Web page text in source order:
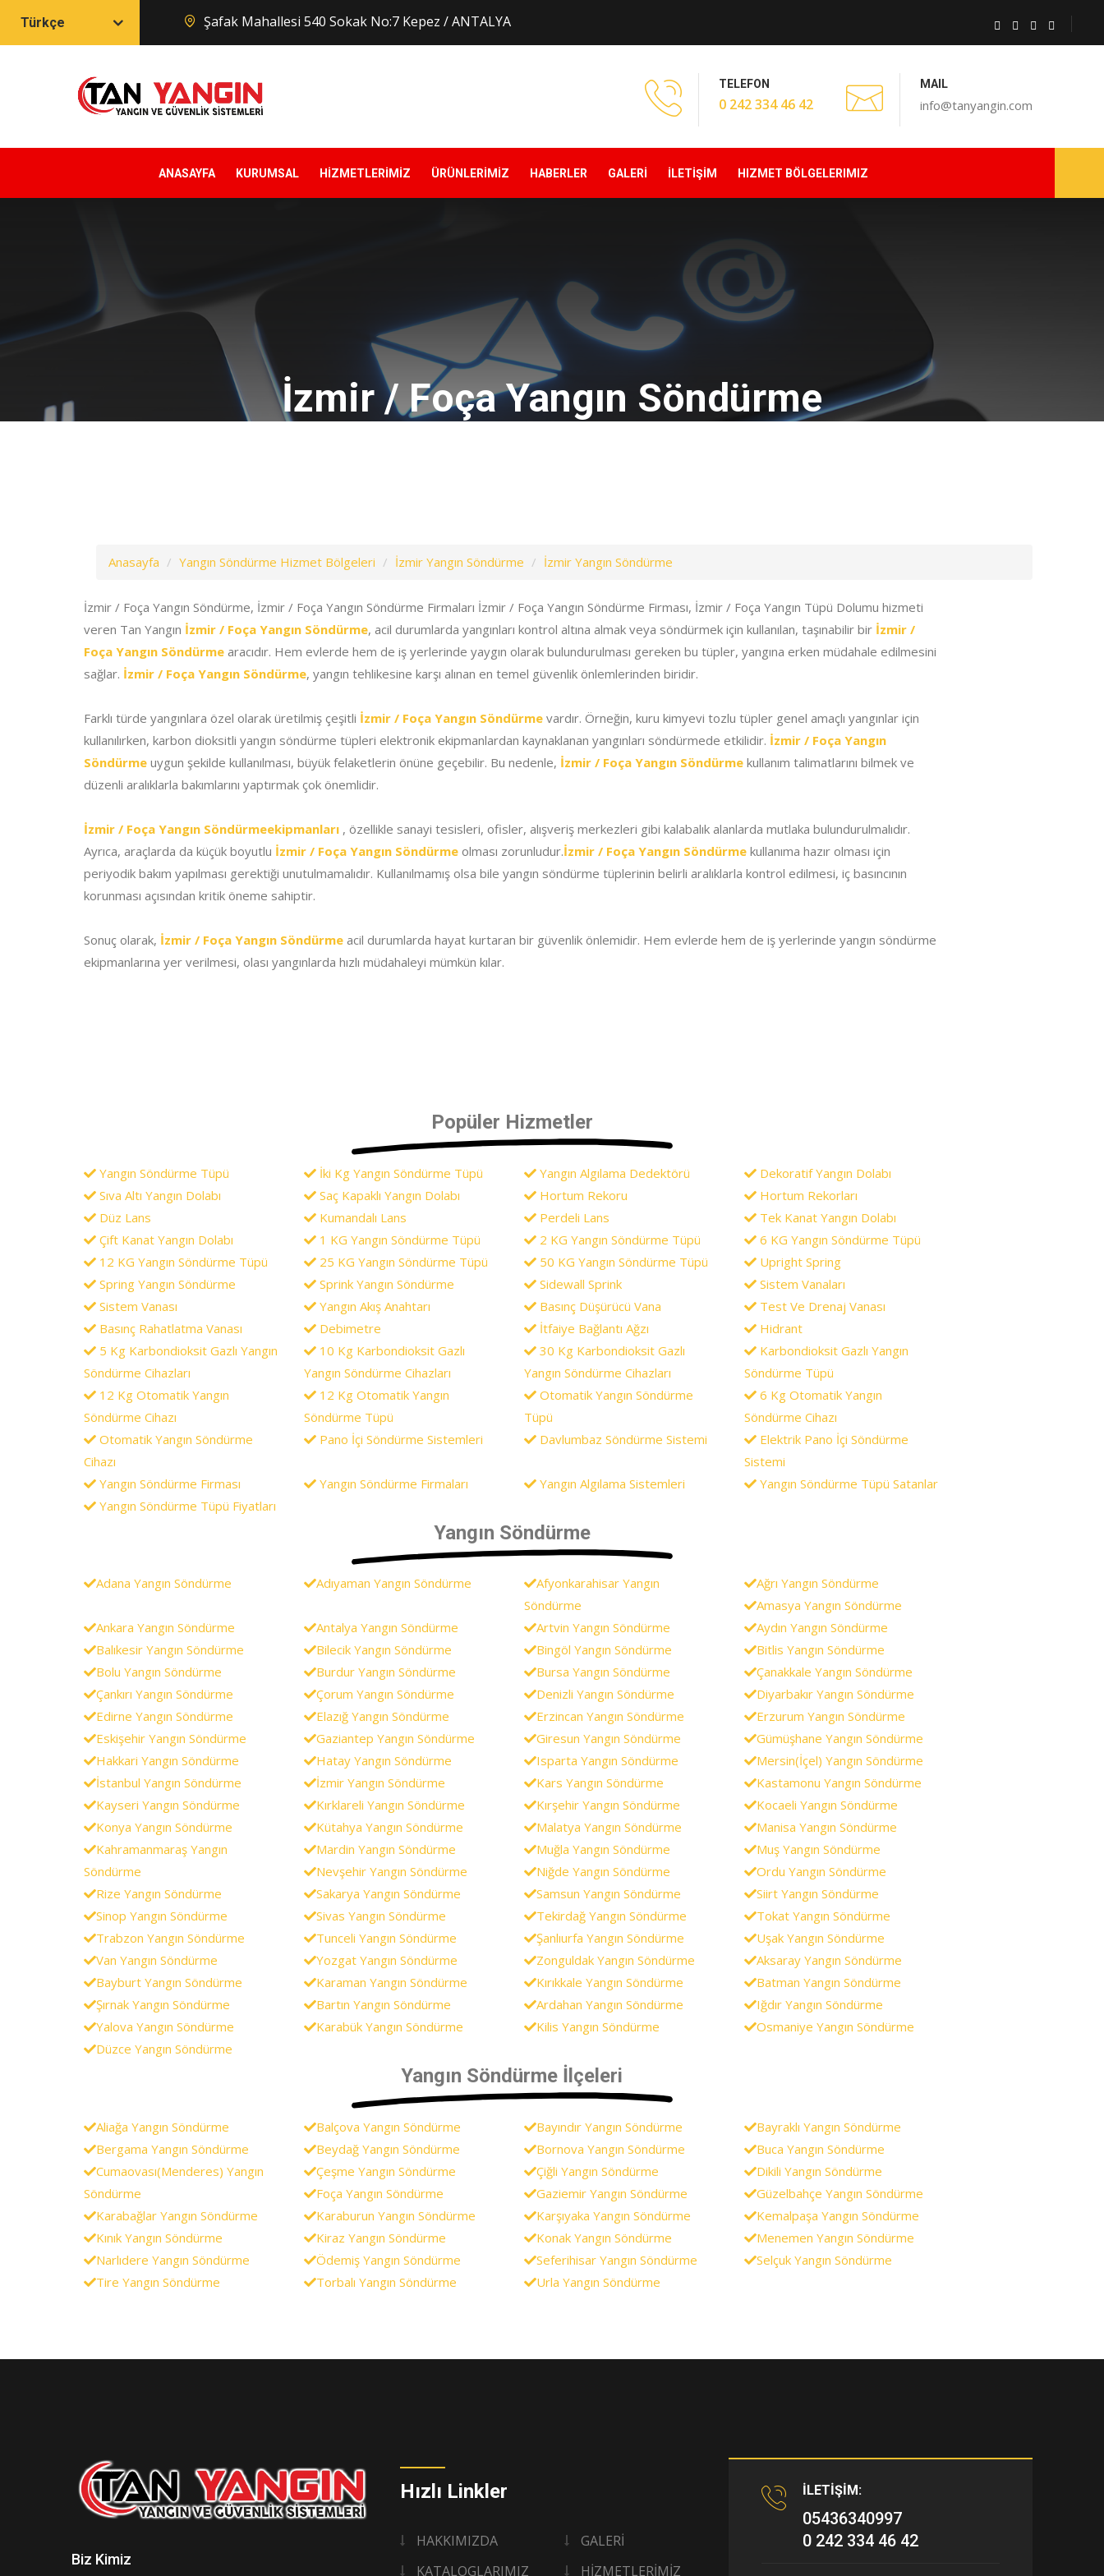
Türkçe Şafak Mahallesi 540 Sokak No:7 Kepez / ANTALYA
TELEFON
0 242 334 46 42
MAIL
info@tanyangin.com
ANASAYFA KURUMSAL HİZMETLERİMİZ ÜRÜNLERİMİZ HABERLER GALERİ İLETİŞİM HIZMET BÖLGELERIMIZ
İzmir / Foça Yangın Söndürme
Anasayfa Yangın Söndürme Hizmet Bölgeleri İzmir Yangın Söndürme İzmir Yangın Söndürme
İzmir / Foça Yangın Söndürme, İzmir / Foça Yangın Söndürme Firmaları İzmir / Foça Yangın Söndürme Firması, İzmir / Foça Yangın Tüpü Dolumu hizmeti
veren Tan Yangın İzmir / Foça Yangın Söndürme, acil durumlarda yangınları kontrol altına almak veya söndürmek için kullanılan, taşınabilir bir İzmir /
Foça Yangın Söndürme aracıdır. Hem evlerde hem de iş yerlerinde yaygın olarak bulundurulması gereken bu tüpler, yangına erken müdahale edilmesini
sağlar. İzmir / Foça Yangın Söndürme, yangın tehlikesine karşı alınan en temel güvenlik önlemlerinden biridir.
Farklı türde yangınlara özel olarak üretilmiş çeşitli İzmir / Foça Yangın Söndürme vardır. Örneğin, kuru kimyevi tozlu tüpler genel amaçlı yangınlar için
kullanılırken, karbon dioksitli yangın söndürme tüpleri elektronik ekipmanlardan kaynaklanan yangınları söndürmede etkilidir. İzmir / Foça Yangın
Söndürme uygun şekilde kullanılması, büyük felaketlerin önüne geçebilir. Bu nedenle, İzmir / Foça Yangın Söndürme kullanım talimatlarını bilmek ve
düzenli aralıklarla bakımlarını yaptırmak çok önemlidir.
İzmir / Foça Yangın Söndürmeekipmanları , özellikle sanayi tesisleri, ofisler, alışveriş merkezleri gibi kalabalık alanlarda mutlaka bulundurulmalıdır.
Ayrıca, araçlarda da küçük boyutlu İzmir / Foça Yangın Söndürme olması zorunludur.İzmir / Foça Yangın Söndürme kullanıma hazır olması için
periyodik bakım yapılması gerektiği unutulmamalıdır. Kullanılmamış olsa bile yangın söndürme tüplerinin belirli aralıklarla kontrol edilmesi, iç basıncının
korunması açısından kritik öneme sahiptir.
Sonuç olarak, İzmir / Foça Yangın Söndürme acil durumlarda hayat kurtaran bir güvenlik önlemidir. Hem evlerde hem de iş yerlerinde yangın söndürme
ekipmanlarına yer verilmesi, olası yangınlarda hızlı müdahaleyi mümkün kılar.
Popüler Hizmetler
Yangın Söndürme Tüpü İki Kg Yangın Söndürme Tüpü Yangın Algılama Dedektörü
Dekoratif Yangın Dolabı
Sıva Altı Yangın Dolabı
Saç Kapaklı Yangın Dolabı Hortum Rekoru
Hortum Rekorları
Düz Lans
Kumandalı Lans Perdeli Lans
Tek Kanat Yangın Dolabı
Çift Kanat Yangın Dolabı
1 KG Yangın Söndürme Tüpü 2 KG Yangın Söndürme Tüpü
6 KG Yangın Söndürme Tüpü
12 KG Yangın Söndürme Tüpü
25 KG Yangın Söndürme Tüpü 50 KG Yangın Söndürme Tüpü
Upright Spring
Spring Yangın Söndürme
Sprink Yangın Söndürme Sidewall Sprink
Sistem Vanaları
Sistem Vanası
Yangın Akış Anahtarı Basınç Düşürücü Vana
Test Ve Drenaj Vanası
Basınç Rahatlatma Vanası
Debimetre İtfaiye Bağlantı Ağzı
Hidrant
5 Kg Karbondioksit Gazlı Yangın
Söndürme Cihazları
10 Kg Karbondioksit Gazlı
Yangın Söndürme Cihazları
30 Kg Karbondioksit Gazlı
Yangın Söndürme Cihazları
Karbondioksit Gazlı Yangın
Söndürme Tüpü
12 Kg Otomatik Yangın
Söndürme Cihazı
12 Kg Otomatik Yangın
Söndürme Tüpü
Otomatik Yangın Söndürme
Tüpü
6 Kg Otomatik Yangın
Söndürme Cihazı
Otomatik Yangın Söndürme
Cihazı
Pano İçi Söndürme Sistemleri Davlumbaz Söndürme Sistemi
Elektrik Pano İçi Söndürme
Sistemi
Yangın Söndürme Firması
Yangın Söndürme Firmaları Yangın Algılama Sistemleri
Yangın Söndürme Tüpü Satanlar
Yangın Söndürme Tüpü Fiyatları
Yangın Söndürme
Adana Yangın Söndürme Adıyaman Yangın Söndürme
Afyonkarahisar Yangın
Söndürme
Ağrı Yangın Söndürme
Amasya Yangın Söndürme
Ankara Yangın Söndürme
Antalya Yangın Söndürme Artvin Yangın Söndürme
Aydın Yangın Söndürme
Balıkesir Yangın Söndürme
Bilecik Yangın Söndürme Bingöl Yangın Söndürme
Bitlis Yangın Söndürme
Bolu Yangın Söndürme
Burdur Yangın Söndürme Bursa Yangın Söndürme
Çanakkale Yangın Söndürme
Çankırı Yangın Söndürme
Çorum Yangın Söndürme Denizli Yangın Söndürme
Diyarbakır Yangın Söndürme
Edirne Yangın Söndürme
Elazığ Yangın Söndürme Erzincan Yangın Söndürme
Erzurum Yangın Söndürme
Eskişehir Yangın Söndürme
Gaziantep Yangın Söndürme Giresun Yangın Söndürme
Gümüşhane Yangın Söndürme
Hakkari Yangın Söndürme
Hatay Yangın Söndürme Isparta Yangın Söndürme
Mersin(İçel) Yangın Söndürme
İstanbul Yangın Söndürme
İzmir Yangın Söndürme Kars Yangın Söndürme
Kastamonu Yangın Söndürme
Kayseri Yangın Söndürme
Kırklareli Yangın Söndürme Kırşehir Yangın Söndürme
Kocaeli Yangın Söndürme
Konya Yangın Söndürme
Kütahya Yangın Söndürme Malatya Yangın Söndürme
Manisa Yangın Söndürme
Kahramanmaraş Yangın
Söndürme
Mardin Yangın Söndürme Muğla Yangın Söndürme
Muş Yangın Söndürme
Nevşehir Yangın Söndürme
Niğde Yangın Söndürme
Ordu Yangın Söndürme
Rize Yangın Söndürme
Sakarya Yangın Söndürme Samsun Yangın Söndürme
Siirt Yangın Söndürme
Sinop Yangın Söndürme
Sivas Yangın Söndürme Tekirdağ Yangın Söndürme
Tokat Yangın Söndürme
Trabzon Yangın Söndürme
Tunceli Yangın Söndürme Şanlıurfa Yangın Söndürme
Uşak Yangın Söndürme
Van Yangın Söndürme
Yozgat Yangın Söndürme Zonguldak Yangın Söndürme
Aksaray Yangın Söndürme
Bayburt Yangın Söndürme
Karaman Yangın Söndürme Kırıkkale Yangın Söndürme
Batman Yangın Söndürme
Şırnak Yangın Söndürme
Bartın Yangın Söndürme Ardahan Yangın Söndürme
Iğdır Yangın Söndürme
Yalova Yangın Söndürme
Karabük Yangın Söndürme Kilis Yangın Söndürme
Osmaniye Yangın Söndürme
Düzce Yangın Söndürme
Yangın Söndürme İlçeleri
Aliağa Yangın Söndürme Balçova Yangın Söndürme Bayındır Yangın Söndürme
Bayraklı Yangın Söndürme
Bergama Yangın Söndürme
Beydağ Yangın Söndürme Bornova Yangın Söndürme
Buca Yangın Söndürme
Cumaovası(Menderes) Yangın
Söndürme
Çeşme Yangın Söndürme Çiğli Yangın Söndürme
Dikili Yangın Söndürme
Foça Yangın Söndürme
Gaziemir Yangın Söndürme
Güzelbahçe Yangın Söndürme
Karabağlar Yangın Söndürme
Karaburun Yangın Söndürme Karşıyaka Yangın Söndürme
Kemalpaşa Yangın Söndürme
Kınık Yangın Söndürme
Kiraz Yangın Söndürme Konak Yangın Söndürme
Menemen Yangın Söndürme
Narlıdere Yangın Söndürme
Ödemiş Yangın Söndürme Seferihisar Yangın Söndürme
Selçuk Yangın Söndürme
Tire Yangın Söndürme
Torbalı Yangın Söndürme Urla Yangın Söndürme
Biz Kimiz
Hızlı Linkler
HAKKIMIZDA
GALERİ
KATALOGLARIMIZ
HİZMETLERİMİZ
İLETİŞİM:
05436340997
0 242 334 46 42